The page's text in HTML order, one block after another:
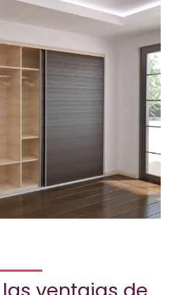
podrás hacer unvestidor
. Confía en Maderas y
ahora un
nuevo armario
armarios para la
baños...